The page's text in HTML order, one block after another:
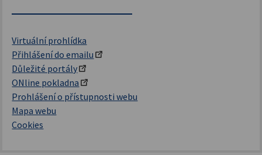
Virtuální prohlídka
Přihlášení do emailu
Důležité portály
ONline pokladna
Prohlášení o přístupnosti webu
Mapa webu
Cookies